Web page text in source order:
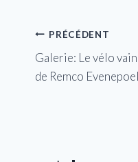
Navigation
de
PRÉCÉDENT
Galerie: Le vélo
de Remco Evenepoel